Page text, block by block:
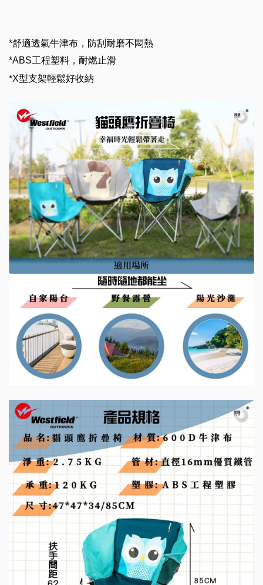
*舒適透氣牛津布，防刮耐磨不悶熱
*ABS工程塑料，耐燃止滑
*X型支架輕鬆好收納